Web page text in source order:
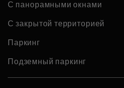
С панорамными окнами
С закрытой территорией
Паркинг
Подземный паркинг